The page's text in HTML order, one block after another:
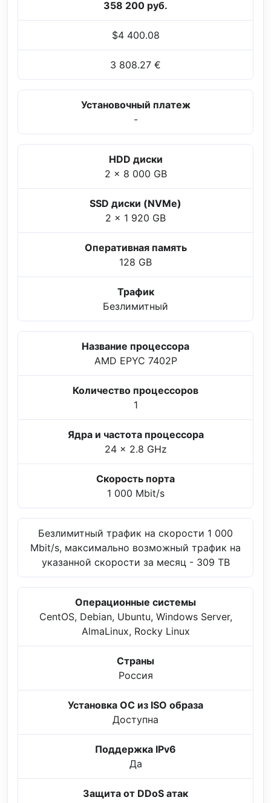
358 200 руб.
$4 400.08
3 808.27 €
Установочный платеж
-
HDD диски
2 x 8 000 GB
SSD диски (NVMe)
2 x 1 920 GB
Оперативная память
128 GB
Трафик
Безлимитный
Название процессора
AMD EPYC 7402P
Количество процессоров
1
Ядра и частота процессора
24 x 2.8 GHz
Скорость порта
1 000 Mbit/s
Безлимитный трафик на скорости 1 000
Mbit/s, максимально возможный трафик на
указанной скорости за месяц - 309 TB
Операционные системы
CentOS, Debian, Ubuntu, Windows Server,
AlmaLinux, Rocky Linux
Страны
Россия
Установка ОС из ISO образа
Доступна
Поддержка IPv6
Да
Защита от DDoS атак